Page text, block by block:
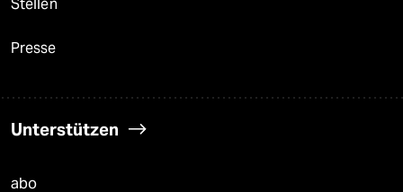
Stellen
Presse
Unterstützen
abo